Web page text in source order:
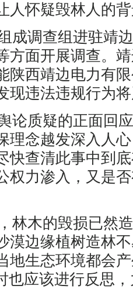
人怀疑毁林人的
成调查组进驻靖
方面开展调查。
陕西靖边电力有
现违法违规行为
论质疑的正面回
理念越发深入人
快查清此事中到
权力渗入，又是
林木的毁损已然
漠边缘植树造林
地生态环境都会
也应该进行反思